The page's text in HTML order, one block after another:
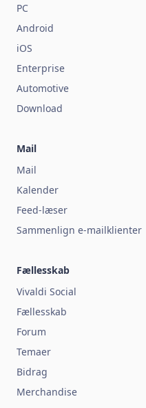
PC
Android
iOS
Enterprise
Automotive
Download
Mail
Mail
Kalender
Feed-læser
Sammenlign e-mailklienter
Fællesskab
Vivaldi Social
Fællesskab
Forum
Temaer
Bidrag
Merchandise